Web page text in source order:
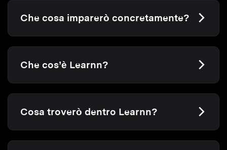
Che cosa imparerò concretamente?
Che cos’è Learnn?
Cosa troverò dentro Learnn?